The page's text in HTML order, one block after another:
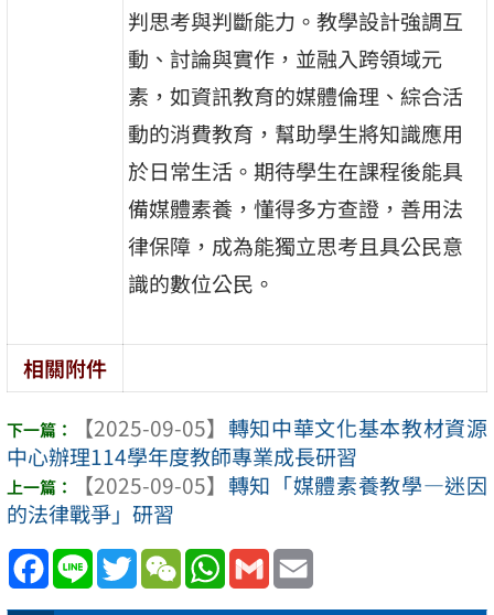
判思考與判斷能力。教學設計強調互
動、討論與實作，並融入跨領域元
素，如資訊教育的媒體倫理、綜合活
動的消費教育，幫助學生將知識應用
於日常生活。期待學生在課程後能具
備媒體素養，懂得多方查證，善用法
律保障，成為能獨立思考且具公民意
識的數位公民。
相關附件
【2025-09-05】 轉知中華文化基本教材資源
中心辦理114學年度教師專業成長研習
【2025-09-05】 轉知「媒體素養教學—迷因
的法律戰爭」研習
Facebook
Line TwitterWeChatWhatsApp
Gmail